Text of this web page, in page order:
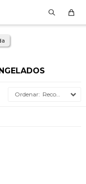
Recomendados